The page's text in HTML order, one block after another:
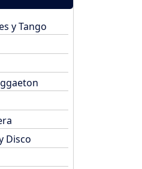
y Tango
Disco